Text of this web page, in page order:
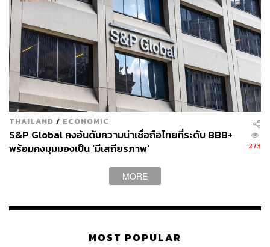
THAILAND / ECONOMIC
S&P Global คงอันดับความน่าเชื่อถือไทยที่ระดับ BBB+
พร้อมคงมุมมองเป็น ‘มีเสถียรภาพ’
273
MORE
MOST POPULAR